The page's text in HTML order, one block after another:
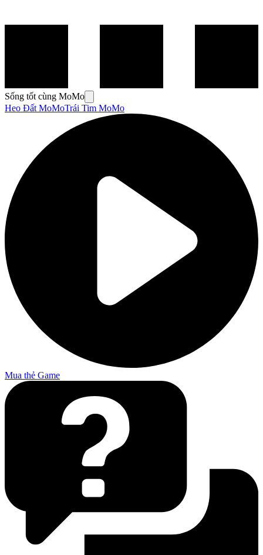
Sống tốt cùng MoMo
Heo Đất MoMoTrái Tim MoMo
Mua thẻ Game